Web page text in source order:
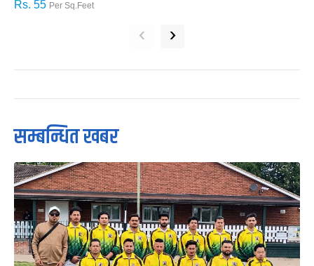
Rs. 55 Per Sq.Feet
‹ ›
सम्बन्धित खबर